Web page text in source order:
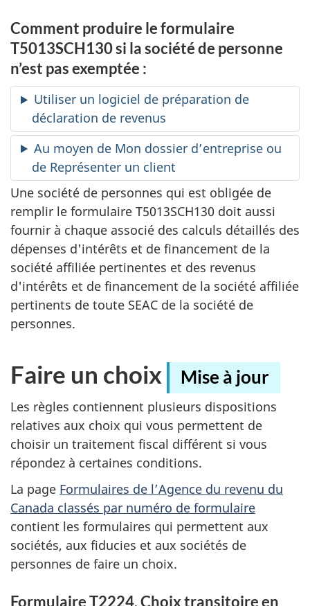
Comment produire le formulaire
T5013SCH130 si la société de personne
n’est pas exemptée :
Utiliser un logiciel de préparation de
déclaration de revenus
Au moyen de Mon dossier d’entreprise ou
de Représenter un client
Une société de personnes qui est obligée de
remplir le formulaire T5013SCH130 doit aussi
fournir à chaque associé des calculs détaillés des
dépenses d'intérêts et de financement de la
société affiliée pertinentes et des revenus
d'intérêts et de financement de la société affiliée
pertinents de toute SEAC de la société de
personnes.
Faire un choix Mise à jour
Les règles contiennent plusieurs dispositions
relatives aux choix qui vous permettent de
choisir un traitement fiscal différent si vous
répondez à certaines conditions.
La page Formulaires de l’Agence du revenu du
Canada classés par numéro de formulaire
contient les formulaires qui permettent aux
sociétés, aux fiducies et aux sociétés de
personnes de faire un choix.
Formulaire T2224, Choix transitoire en